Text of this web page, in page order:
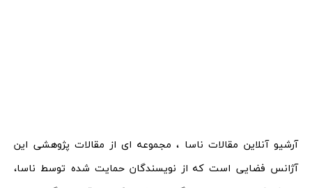
آرشیو آنلاین مقالات ناسا ، مجموعه ای از مقالات پژوهشی این
آژانس فضایی است که از نویسندگان حمایت شده توسط ناسا،